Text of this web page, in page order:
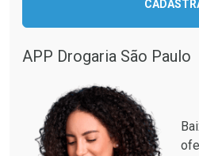
APP Drogaria São Paulo